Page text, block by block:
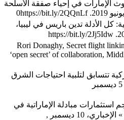
الإمارات في إحياء صفقة الأسلحة
https://bit.ly/2QQnLf
0
الأدلة تدين باريس في ليبيا،
https://bit.ly/2Jj5Idw
Rori Donaghy, Secret flight
‘open secret’ of collaboration,
تتسابق لتلبية احتياجات الشرق
الأوسط، موقع « الإمارات 24″، 5 ديسمبر
دولار حجم استثمارات مبادلة الإماراتية في
الولايات المتحدة، موقع « حابي » الإخباري، 10 ديسمبر ,